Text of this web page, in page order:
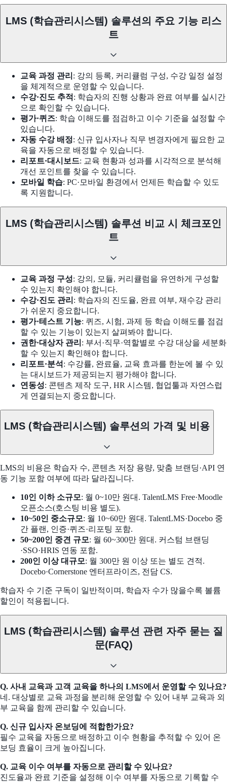
LMS (학습관리시스템) 솔루션의 주요 기능 리스
트
교육 과정 관리 : 강의 등록, 커리큘럼 구성, 수강 일정 설정
을 체계적으로 운영할 수 있습니다.
수강·진도 추적 : 학습자의 진행 상황과 완료 여부를 실시간
으로 확인할 수 있습니다.
평가·퀴즈: 학습 이해도를 점검하고 이수 기준을 설정할 수
있습니다.
자동 수강 배정: 신규 입사자나 직무 변경자에게 필요한 교
육을 자동으로 배정할 수 있습니다.
리포트·대시보드: 교육 현황과 성과를 시각적으로 분석해
개선 포인트를 찾을 수 있습니다.
모바일 학습: PC·모바일 환경에서 언제든 학습할 수 있도
록 지원합니다.
LMS (학습관리시스템) 솔루션 비교 시 체크포인
트
교육 과정 구성: 강의, 모듈, 커리큘럼을 유연하게 구성할
수 있는지 확인해야 합니다.
수강·진도 관리 : 학습자의 진도율, 완료 여부, 재수강 관리
가 쉬운지 중요합니다.
평가·테스트 기능: 퀴즈, 시험, 과제 등 학습 이해도를 점검
할 수 있는 기능이 있는지 살펴봐야 합니다.
권한·대상자 관리 : 부서·직무·역할별로 수강 대상을 세분화
할 수 있는지 확인해야 합니다.
리포트·분석 : 수강률, 완료율, 교육 효과를 한눈에 볼 수 있
는 대시보드가 제공되는지 평가해야 합니다.
연동성: 콘텐츠 제작 도구, HR 시스템, 협업툴과 자연스럽
게 연결되는지 중요합니다.
LMS (학습관리시스템) 솔루션의 가격 및 비용
LMS의 비용은 학습자 수, 콘텐츠 저장 용량, 맞춤 브랜딩·API 연
동 기능 포함 여부에 따라 달라집니다.
10인 이하 소규모: 월 0~10만 원대. TalentLMS Free·Moodle
오픈소스(호스팅 비용 별도).
10~50인 중소규모: 월 10~60만 원대. TalentLMS·Docebo 중
간 플랜, 인증·퀴즈·리포팅 포함.
50~200인 중견 규모: 월 60~300만 원대. 커스텀 브랜딩
·SSO·HRIS 연동 포함.
200인 이상 대규모: 월 300만 원 이상 또는 별도 견적.
Docebo·Cornerstone 엔터프라이즈, 전담 CS.
학습자 수 기준 구독이 일반적이며, 학습자 수가 많을수록 볼륨
할인이 적용됩니다.
LMS (학습관리시스템) 솔루션 관련 자주 묻는 질
문(FAQ)
Q. 사내 교육과 고객 교육을 하나의 LMS에서 운영할 수 있나요?
네. 대상별로 교육 과정을 분리해 운영할 수 있어 내부 교육과 외
부 교육을 함께 관리할 수 있습니다.
Q. 신규 입사자 온보딩에 적합한가요?
필수 교육을 자동으로 배정하고 이수 현황을 추적할 수 있어 온
보딩 효율이 크게 높아집니다.
Q. 교육 이수 여부를 자동으로 관리할 수 있나요?
진도율과 완료 기준을 설정해 이수 여부를 자동으로 기록할 수